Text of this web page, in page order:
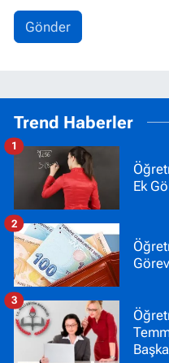
Gönder
Trend Haberler
Ek
1
2
3